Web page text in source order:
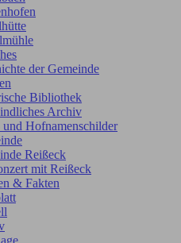
der Gemeinde
Bibliothek
Archiv
und Hofnamenschilder
Reißeck
mit Reißeck
& Fakten